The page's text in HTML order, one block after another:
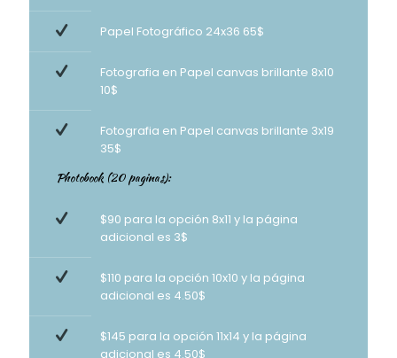
Papel Fotográfico 24x36 65$
Fotografia en Papel canvas brillante 8x10
10$
Fotografia en Papel canvas brillante 3x19
35$
Photobook (20 paginas):
$90 para la opción 8x11 y la página
adicional es 3$
$110 para la opción 10x10 y la página
adicional es 4.50$
$145 para la opción 11x14 y la página
adicional es 4.50$